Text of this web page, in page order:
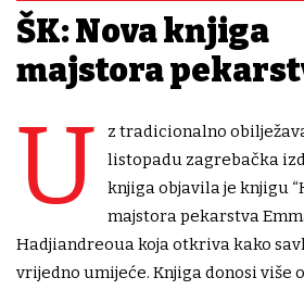
ŠK: Nova knjiga
majstora
U
z tradicionalno
listopadu zagrebačka
knjiga objavila je knjigu
majstora pekarstva
Hadjiandreoua koja otkriva kako
vrijedno umijeće. Knjiga donosi više